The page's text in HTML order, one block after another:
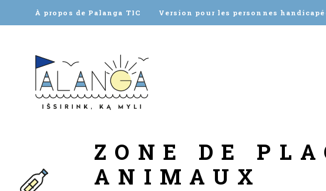
À propos de Palanga TIC Version pour les personnes
ZONE DE
ANIMAUX